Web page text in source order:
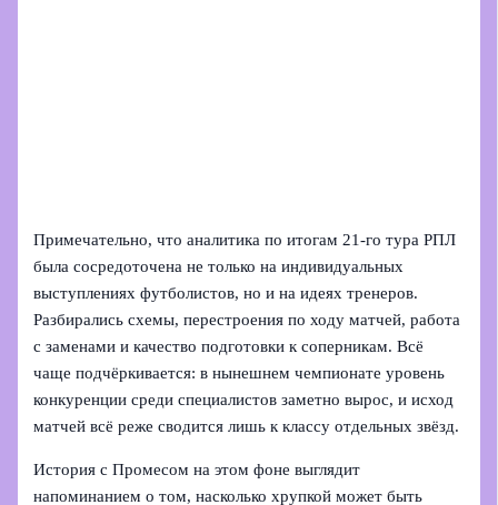
Примечательно, что аналитика по итогам 21-го тура РПЛ
была сосредоточена не только на индивидуальных
выступлениях футболистов, но и на идеях тренеров.
Разбирались схемы, перестроения по ходу матчей, работа
с заменами и качество подготовки к соперникам. Всё
чаще подчёркивается: в нынешнем чемпионате уровень
конкуренции среди специалистов заметно вырос, и исход
матчей всё реже сводится лишь к классу отдельных звёзд.
История с Промесом на этом фоне выглядит
напоминанием о том, насколько хрупкой может быть